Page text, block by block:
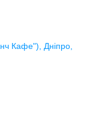
Кафе"), Дніпро,